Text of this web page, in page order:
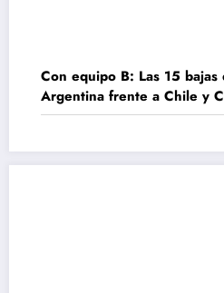
Con equipo B: Las 15 bajas
Argentina frente a Chile y